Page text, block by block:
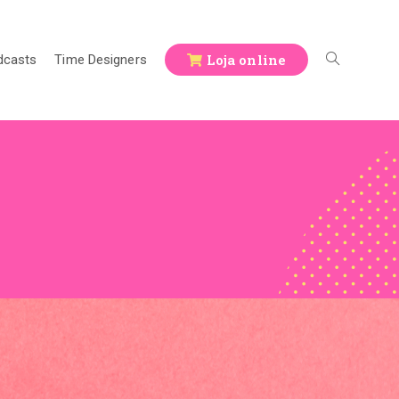
Time Designers Loja online